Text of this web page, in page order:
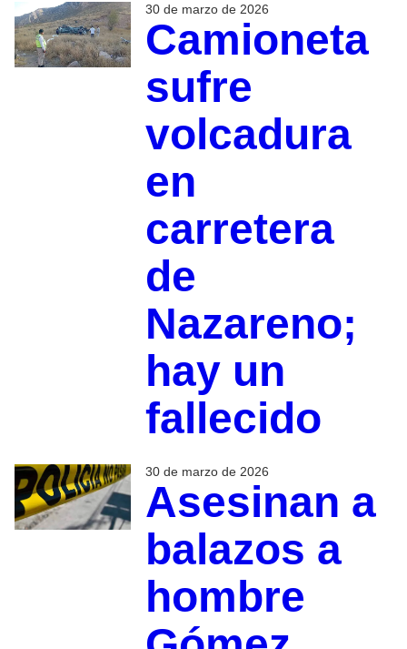
30 de marzo de 2026
Camioneta
sufre
volcadura
en
carretera
de
Nazareno;
hay un
fallecido
30 de marzo de 2026
Asesinan a
balazos a
hombre